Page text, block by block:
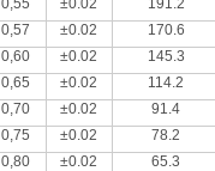
0,57 ±0.02 170.6
0,60 ±0.02 145.3
0,65 ±0.02 114.2
0,70 ±0.02 91.4
0,75 ±0.02 78.2
0,80 ±0.02 65.3